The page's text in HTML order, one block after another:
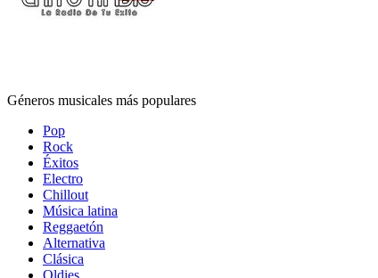
Géneros musicales más populares
Pop
Rock
Éxitos
Electro
Chillout
Música latina
Reggaetón
Alternativa
Clásica